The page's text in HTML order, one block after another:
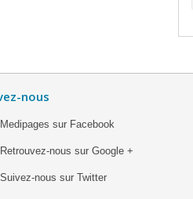
nous
Medipages sur Facebook
Retrouvez-nous sur Google +
Suivez-nous sur Twitter